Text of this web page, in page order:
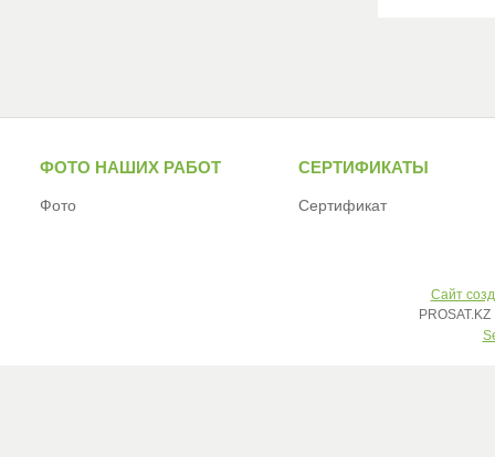
ФОТО НАШИХ РАБОТ
Фото
СЕРТИФИКАТЫ
Сертификат
Сайт